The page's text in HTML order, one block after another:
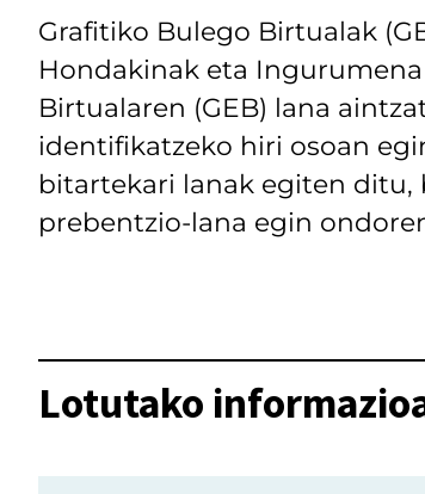
Grafitiko Bulego Birtualak
Hondakinak eta
Birtualaren (GEB) lana
identifikatzeko hiri osoan
bitartekari lanak egiten ditu,
prebentzio-lana egin
Lotutako